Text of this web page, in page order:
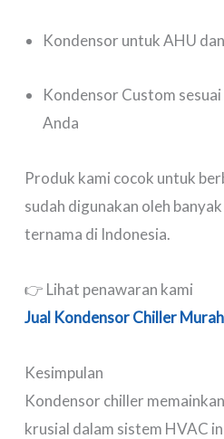
Kondensor untuk AHU
Kondensor Custom
Anda
Produk kami cocok untuk
sudah digunakan oleh
ternama di Indonesia.
👉 Lihat penawaran kami
Jual Kondensor Chiller Murah
Kesimpulan
Kondensor chiller
krusial dalam sistem HVAC